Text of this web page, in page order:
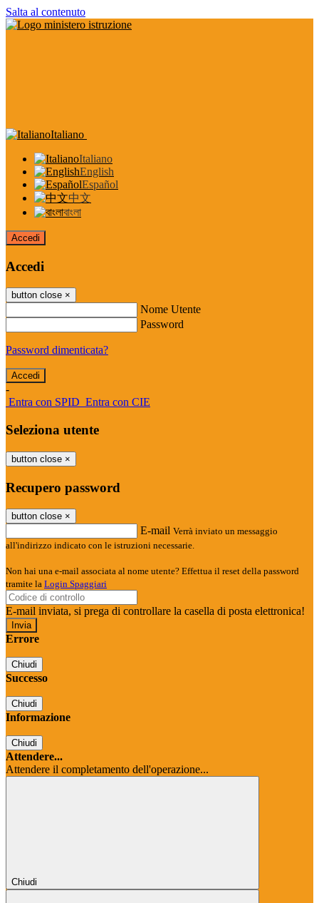
Salta al contenuto
Italiano
Italiano
English
Español
中文
বাংলা
Accedi
Accedi
button close ×
Nome Utente
Password
Password dimenticata?
-
Entra con SPID Entra con CIE
Seleziona utente
button close ×
Recupero password
button close ×
E-mail Verrà inviato un messaggio
all'indirizzo indicato con le istruzioni necessarie.
Non hai una e-mail associata al nome utente? Effettua il reset della password
tramite la Login Spaggiari
E-mail inviata, si prega di controllare la casella di posta elettronica!
Errore
Chiudi
Successo
Chiudi
Informazione
Chiudi
Attendere...
Attendere il completamento dell'operazione...
Chiudi